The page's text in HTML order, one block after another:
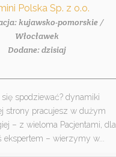
Polska Sp. z o.o.
kujawsko-pomorskie /
Włocławek
Dodane: dzisiaj
spodziewać? dynamiki
strony pracujesz w dużym
– z wieloma Pacjentami, dla
ekspertem – wierzymy w...